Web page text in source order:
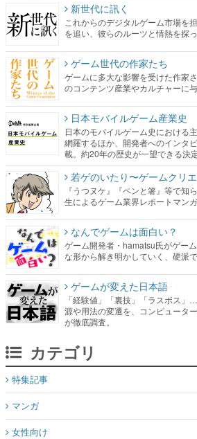
新世代に訊く
これからのデジタルゲーム市場を
を追い、彼らのルーツと情熱を探っ
ゲーム世代の作家たち
ゲームに多大な影響を受けた作家
のコンテンツ産業やカルチャーに
日本モバイルゲーム産業史
日本のモバイルゲーム史における
網羅するほか、開発者へのインタ
載。約20年の歴史が一望できる決
若ゲのいたり〜ゲームクリ
『うつヌケ』『ペンと箸』等で知
生によるゲーム業界レポートマンガ
なんでゲームは面白い？
ゲーム開発者・hamatsu氏がゲー
な形から解き明かしていく、硬派
ゲームが変えた日本語
「経験値」「裏技」「ラスボス
源や用法の変遷を、コンピュータ
が徹底調査。
カテゴリ
特集記事
マンガ
女性向け